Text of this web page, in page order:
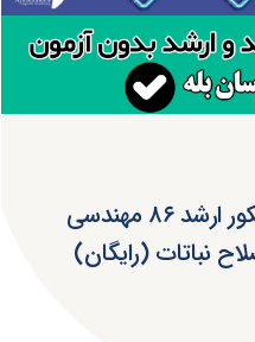
دانلود سوالات و کلید کنکور ارشد ۸۶ مهندسی
نباتات (رایگان)